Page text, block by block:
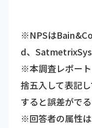
※NPSは
d、
※本調査レポー
捨五入して表記
すると誤差がで
※回答者の属性